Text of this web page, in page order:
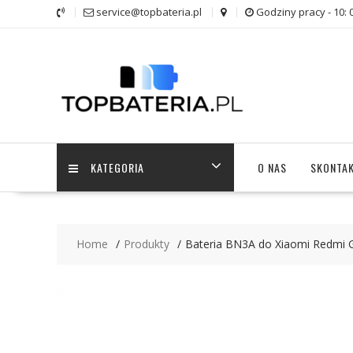
service@topbateria.pl Godziny pracy - 10:
KATEGORIA O NAS
Home Produkty Bateria BN3A do Xiaomi Redmi